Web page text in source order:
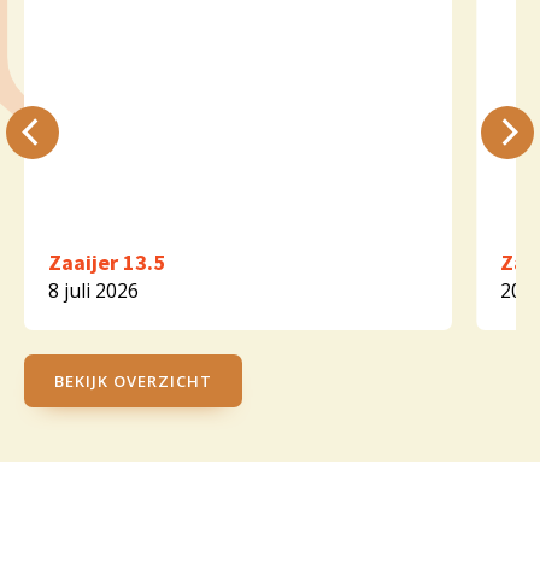
Zaaijer 13.5
8 juli 2026 20
BEKIJK OVERZICHT